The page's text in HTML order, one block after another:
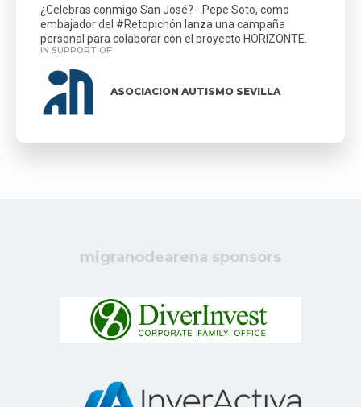
¿Celebras conmigo San José? - Pepe Soto, como
embajador del #Retopichón lanza una campaña
personal para colaborar con el proyecto HORIZONTE.
IN SUPPORT OF
ASOCIACION AUTISMO SEVILLA
migranodearena sponsors